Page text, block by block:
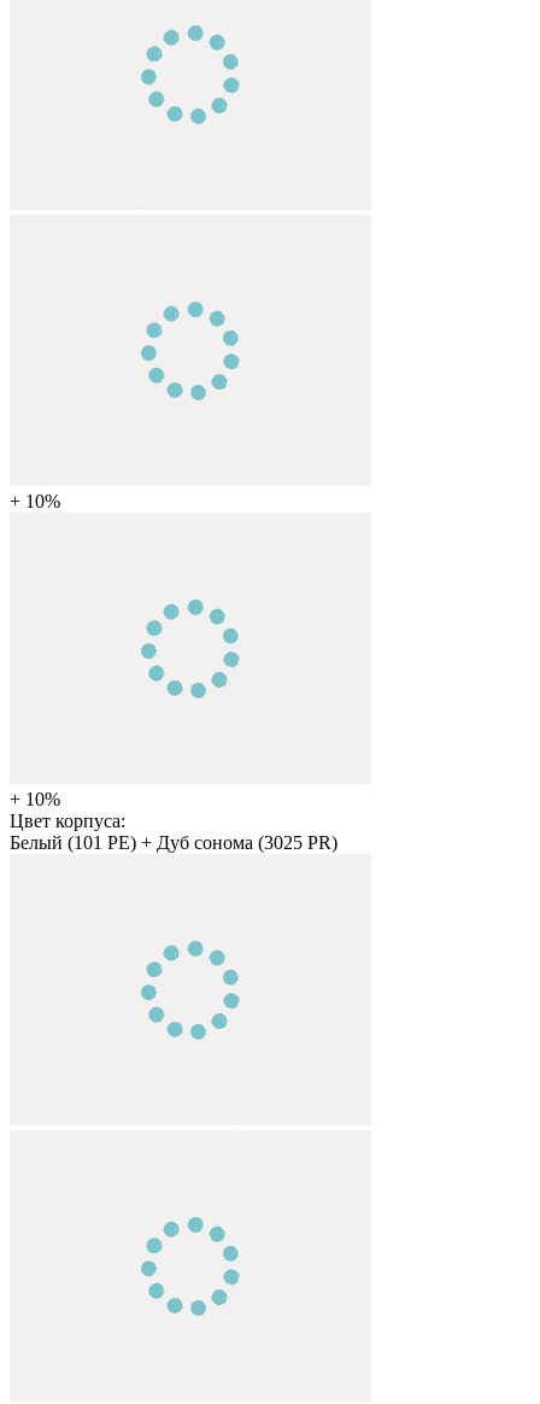
+ 10%
+ 10%
Цвет корпуса:
Белый (101 PE) + Дуб сонома (3025 PR)